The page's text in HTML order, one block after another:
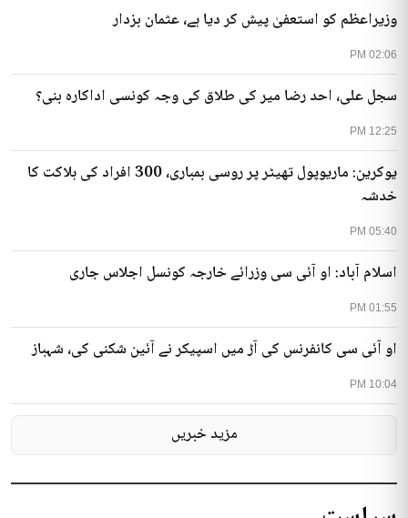
02:06 PM
وزیراعظم کو استعفیٰ پیش کر دیا ہے، عثمان بزدار
12:25 PM
سجل علی، احد رضا میر کی طلاق کی وجہ کونسی اداکارہ بنی؟
05:40 PM
یوکرین: ماریوپول تھیٹر پر روسی بمباری، 300 افراد کی ہلاکت کا
خدشہ
01:55 PM
اسلام آباد: او آئی سی وزرائے خارجہ کونسل اجلاس جاری
10:04 PM
او آئی سی کانفرنس کی آڑ میں اسپیکر نے آئین شکنی کی، شہباز
مزید خبریں